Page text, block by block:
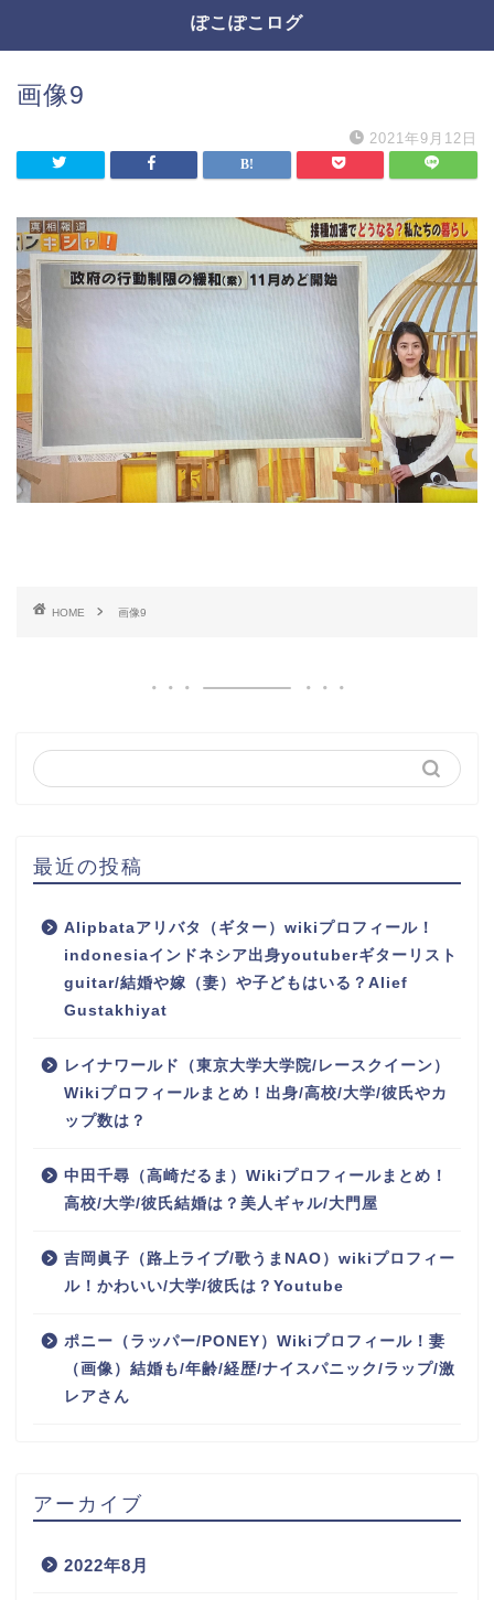
ぽこぽこログ
画像9
2021年9月12日
HOME 画像9
最近の投稿
Alipbataアリバタ（ギター）wikiプロフィール！
indonesiaインドネシア出身youtuberギターリスト
guitar/結婚や嫁（妻）や子どもはいる？Alief
Gustakhiyat
レイナワールド（東京大学大学院/レースクイーン）
Wikiプロフィールまとめ！出身/高校/大学/彼氏やカ
ップ数は？
中田千尋（高崎だるま）Wikiプロフィールまとめ！
高校/大学/彼氏結婚は？美人ギャル/大門屋
吉岡眞子（路上ライブ/歌うまNAO）wikiプロフィー
ル！かわいい/大学/彼氏は？Youtube
ポニー（ラッパー/PONEY）Wikiプロフィール！妻
（画像）結婚も/年齢/経歴/ナイスパニック/ラップ/激
レアさん
アーカイブ
2022年8月